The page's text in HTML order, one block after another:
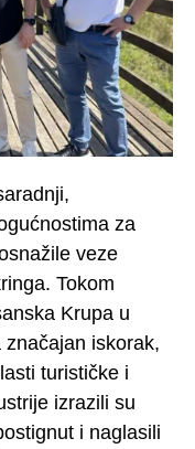
za
veze
Tokom
Krupa u
iskorak,
turističke i
izrazili su
i naglasili